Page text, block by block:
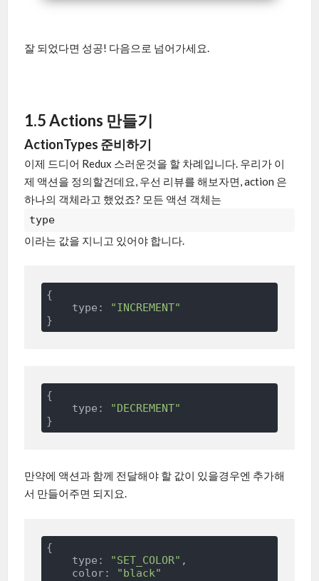
잘 되었다면 성공! 다음으로 넘어가세요.
1.5 Actions 만들기
ActionTypes 준비하기
이제 드디어 Redux 스러운것을 할 차례입니다. 우리가 이
제 액션을 정의할건데요, 우선 리뷰를 해보자면, action 은
하나의 객체라고 했었죠? 모든 액션 객체는
type
이라는 값을 지니고 있어야 합니다.
{
    type:
"INCREMENT"
{
    type:
"DECREMENT"
만약에 액션과 함께 전달해야 할 값이 있을경우엔 추가해
서 만들어주면 되지요.
{
    type:
"SET_COLOR" ,
    color:
"black"